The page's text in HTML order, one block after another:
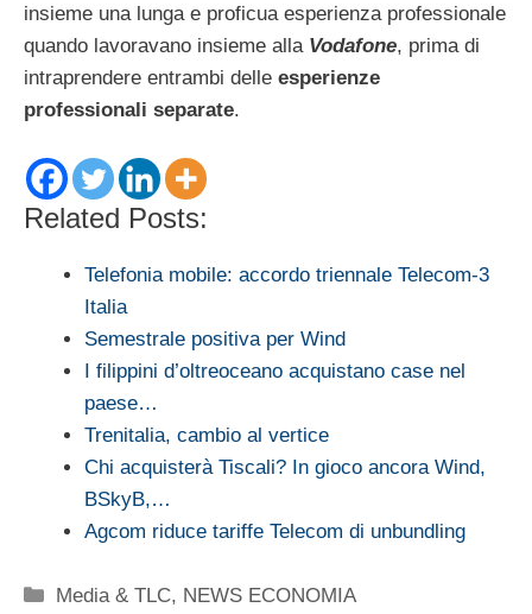
insieme una lunga e proficua esperienza professionale
quando lavoravano insieme alla Vodafone, prima di
intraprendere entrambi delle esperienze
professionali separate.
Related Posts:
Telefonia mobile: accordo triennale Telecom-3
Italia
Semestrale positiva per Wind
I filippini d’oltreoceano acquistano case nel
paese…
Trenitalia, cambio al vertice
Chi acquisterà Tiscali? In gioco ancora Wind,
BSkyB,…
Agcom riduce tariffe Telecom di unbundling
Categorie
Media & TLC, NEWS ECONOMIA